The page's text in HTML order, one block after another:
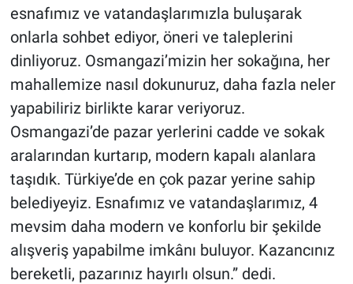
esnafımız ve vatandaşlarımızla buluşarak
onlarla sohbet ediyor, öneri ve taleplerini
dinliyoruz. Osmangazi’mizin her sokağına, her
mahallemize nasıl dokunuruz, daha fazla neler
yapabiliriz birlikte karar veriyoruz.
Osmangazi’de pazar yerlerini cadde ve sokak
aralarından kurtarıp, modern kapalı alanlara
taşıdık. Türkiye’de en çok pazar yerine sahip
belediyeyiz. Esnafımız ve vatandaşlarımız, 4
mevsim daha modern ve konforlu bir şekilde
alışveriş yapabilme imkânı buluyor. Kazancınız
bereketli, pazarınız hayırlı olsun.” dedi.